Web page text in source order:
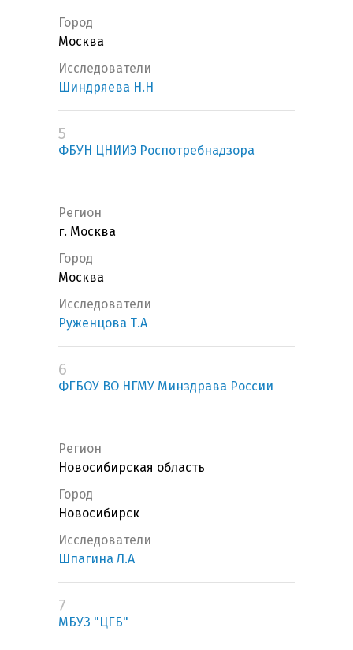
Город
Москва
Исследователи
Шиндряева Н.Н
5
ФБУН ЦНИИЭ Роспотребнадзора
Регион
г. Москва
Город
Москва
Исследователи
Руженцова Т.А
6
ФГБОУ ВО НГМУ Минздрава России
Регион
Новосибирская область
Город
Новосибирск
Исследователи
Шпагина Л.А
7
МБУЗ "ЦГБ"